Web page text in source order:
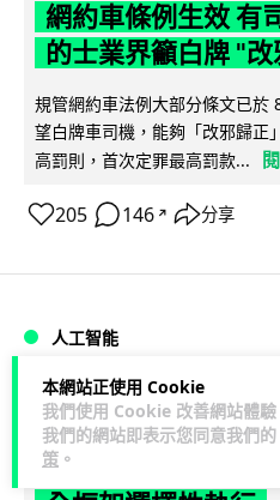
本網站正使用 Cookie
我們使用 Cookie 改善網站體
我們的網站即表示您同意我們的
策 。
網約車條例生效 有
的士業界籲白牌 "
規管網約車法例大部分條文已於
望白牌車司機，能夠「改邪歸正
高罰則，首次定罪最高罰款...
205 146 ↗ 分享
人工智能
Lawton 1 日
白宮拒測中國開放